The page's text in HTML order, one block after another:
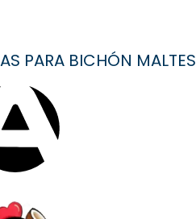
PARA BICHÓN MALTES